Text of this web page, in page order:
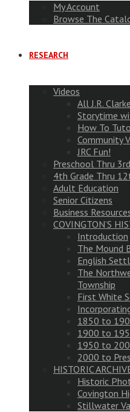
My Account
Browse The
RESEARCH
Videos
All J.R.
Storytime
How To
Community
JRC Fun!
Preschool Thru
4th Grade Thru
Adult Education
Senior Citizens
Business
COVINGTON’S
Introduction
The Mound
English
The
Township
First White
1850 to
1900 to
1950 to
2000 to
HISTORIC
Historic
Covington
Stillwater